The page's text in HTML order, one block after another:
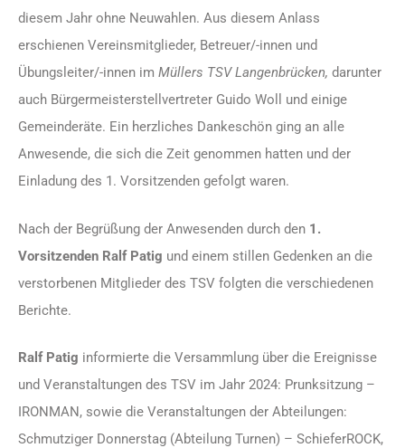
diesem Jahr ohne Neuwahlen. Aus diesem Anlass
erschienen Vereinsmitglieder, Betreuer/-innen und
Übungsleiter/-innen im Müllers TSV Langenbrücken, darunter
auch Bürgermeisterstellvertreter Guido Woll und einige
Gemeinderäte. Ein herzliches Dankeschön ging an alle
Anwesende, die sich die Zeit genommen hatten und der
Einladung des 1. Vorsitzenden gefolgt waren.
Nach der Begrüßung der Anwesenden durch den 1.
Vorsitzenden Ralf Patig und einem stillen Gedenken an die
verstorbenen Mitglieder des TSV folgten die verschiedenen
Berichte.
Ralf Patig informierte die Versammlung über die Ereignisse
und Veranstaltungen des TSV im Jahr 2024: Prunksitzung –
IRONMAN, sowie die Veranstaltungen der Abteilungen:
Schmutziger Donnerstag (Abteilung Turnen) – SchieferROCK,